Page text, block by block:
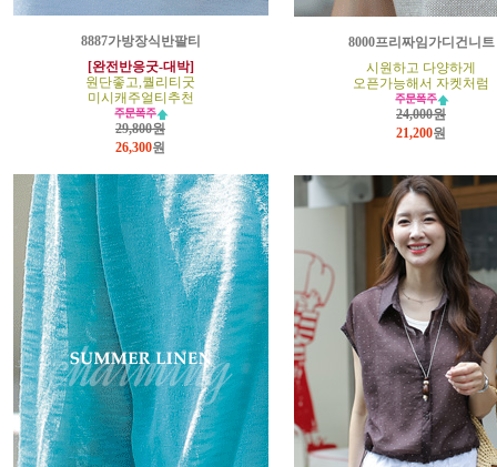
8887가방장식반팔티
[완전반응굿-대박]
원단좋고,퀄리티굿
미시캐주얼티추천
29,800원
26,300원
8000프리짜임가디건니트
시원하고 다양하게
오픈가능해서 자켓처럼
24,000원
21,200원